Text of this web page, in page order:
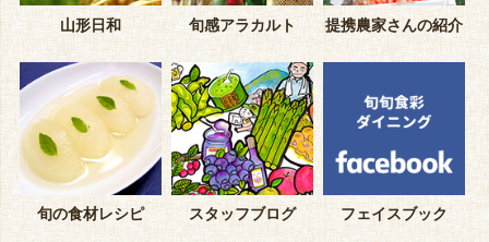
山形日和 旬感アラカルト 提携農家さんの紹介
旬の食材レシピ スタッフブログ フェイスブック